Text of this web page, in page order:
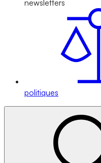
newsletters
politiques